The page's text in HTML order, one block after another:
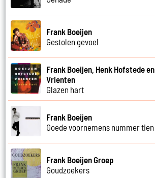
Frank Boeijen
Gestolen gevoel
Frank Boeijen, Henk Hofstede
Vrienten
Glazen hart
Frank Boeijen
Goede voornemens nummer tien
Frank Boeijen Groep
Goudzoekers